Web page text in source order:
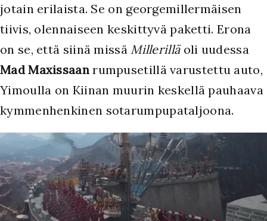
jotain erilaista. Se on georgemillermäisen
tiivis, olennaiseen keskittyvä paketti. Erona
on se, että siinä missä Millerilläoli uudessa
Mad Maxissaanrumpusetillä varustettu auto,
Yimoulla on Kiinan muurin keskellä pauhaava
kymmenhenkinen sotarumpupataljoona.